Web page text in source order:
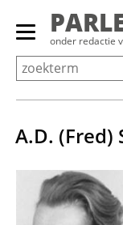
Overslaan
Primair
menu
tonen/verbergen
onder redactie
A.D. (Fred)